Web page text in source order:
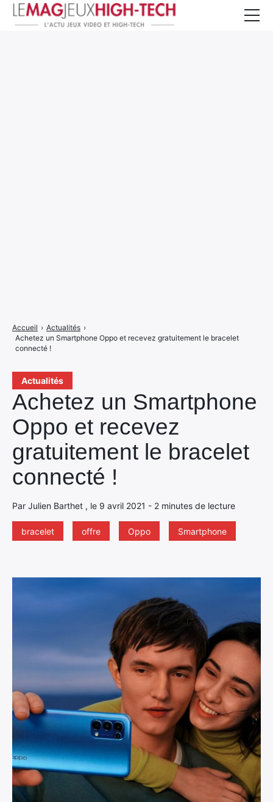
Actualités
Achetez un Smartphone
Oppo et recevez
gratuitement le bracelet
connecté !
Par Julien Barthet , le 9 avril 2021 - 2 minutes de lecture
bracelet offre Oppo Smartphone
Accueil › Actualités ›
Achetez un Smartphone Oppo et recevez gratuitement le bracelet
connecté !